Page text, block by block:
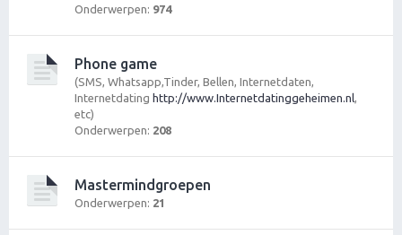
Onderwerpen: 974
Phone game
(SMS, Whatsapp,Tinder, Bellen, Internetdaten,
Internetdating http://www.Internetdatinggeheimen.nl,
etc)
Onderwerpen: 208
Mastermindgroepen
Onderwerpen: 21